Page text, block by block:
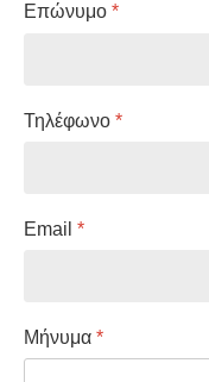
Επώνυμο *
Τηλέφωνο *
Email *
Μήνυμα *